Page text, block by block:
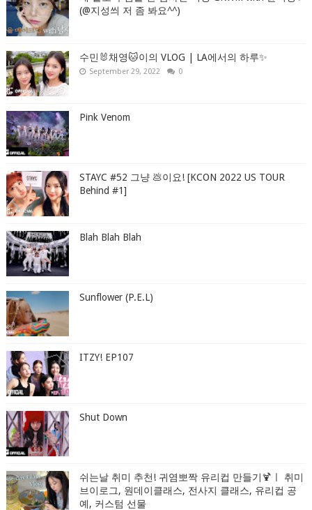
(@지성씌 저 좀 봐요^^)
수민🐰채영🐱이의 VLOG | LA에서의 하루✨
September 29, 2022 0
Pink Venom
STAYC #52 그냥 💩이요! [KCON 2022 US TOUR
Behind #1]
Blah Blah Blah
Sunflower (P.E.L)
ITZY! EP107
Shut Down
쉬는날 취미 추천! 귀염뽀짝 유리컵 만들기🍹ㅣ 취미
브이로그, 원데이클래스, 전사지 클래스, 유리컵 공
예, 커스텀 선물